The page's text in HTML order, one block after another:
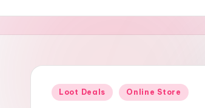
l
o
oShopping
Posted
Loot Deals Online Store